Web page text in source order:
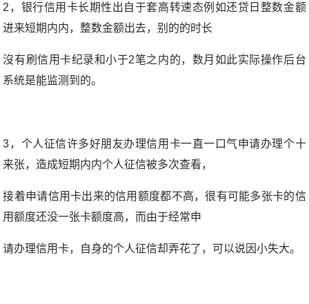
2，银行信用卡长期性出自于套高转速态例如还贷日整数金额
进来短期内内，整数金额出去，别的的时长
沒有刷信用卡纪录和小于2笔之内的，数月如此实际操作后台
系统是能监测到的。
3，个人征信许多好朋友办理信用卡一直一口气申请办理个十
来张，造成短期内内个人征信被多次查看，
接着申请信用卡出来的信用额度都不高，很有可能多张卡的信
用额度还没一张卡额度高，而由于经常申
请办理信用卡，自身的个人征信却弄花了，可以说因小失大。